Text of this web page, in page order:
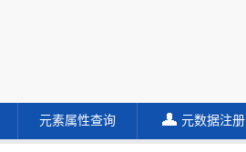
元素属性查询 元数据注册